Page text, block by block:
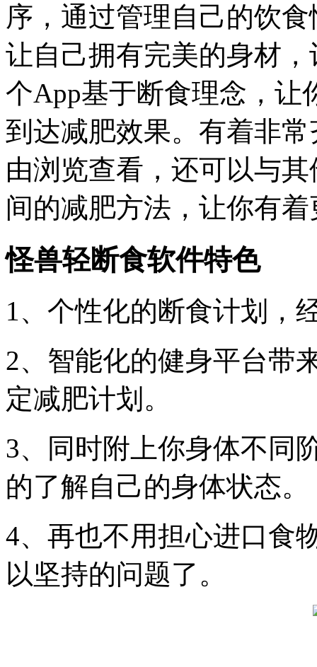
序，通过管理自己的饮
让自己拥有完美的身材
个App基于断食理念，让
到达减肥效果。有着非
由浏览查看，还可以与
间的减肥方法，让你有
怪兽轻断食软件特色
1、个性化的断食计划，
2、智能化的健身平台带
定减肥计划。
3、同时附上你身体不同
的了解自己的身体状态。
4、再也不用担心进口食
以坚持的问题了。